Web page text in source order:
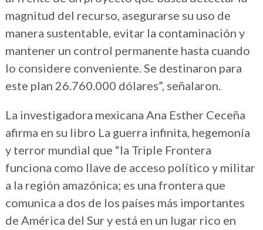
magnitud del recurso, asegurarse su uso de
manera sustentable, evitar la contaminación y
mantener un control permanente hasta cuando
lo considere conveniente. Se destinaron para
este plan 26.760.000 dólares”, señalaron.
La investigadora mexicana Ana Esther Ceceña
afirma en su libro La guerra infinita, hegemonía
y terror mundial que “la Triple Frontera
funciona como llave de acceso político y militar
a la región amazónica; es una frontera que
comunica a dos de los países más importantes
de América del Sur y está en un lugar rico en